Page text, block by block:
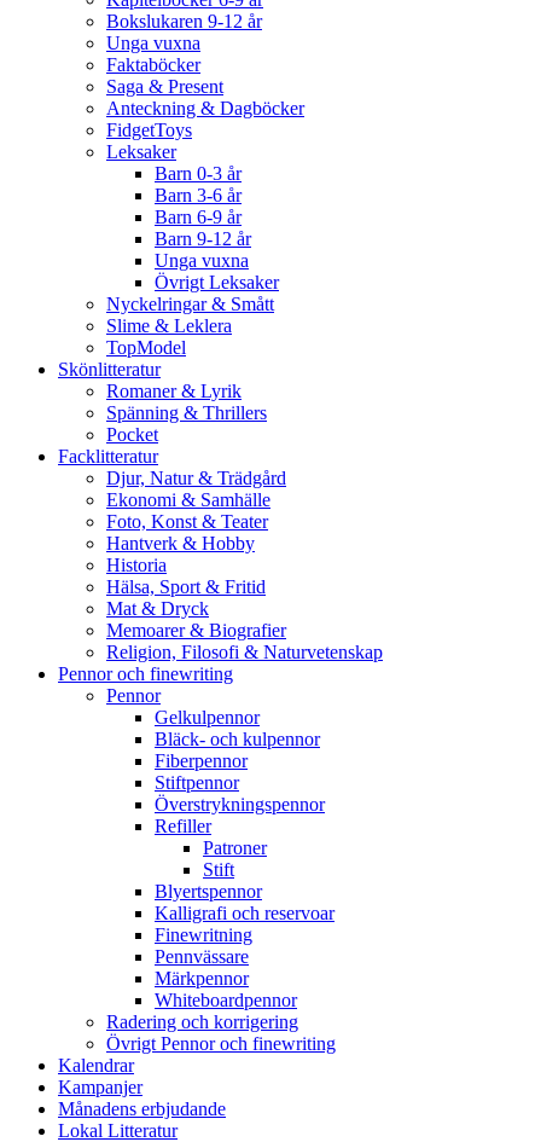
Bokslukaren 9-12 år
Unga vuxna
Faktaböcker
Saga & Present
Anteckning & Dagböcker
FidgetToys
Leksaker
Barn 0-3 år
Barn 3-6 år
Barn 6-9 år
Barn 9-12 år
Unga vuxna
Övrigt Leksaker
Nyckelringar & Smått
Slime & Leklera
TopModel
Skönlitteratur
Romaner & Lyrik
Spänning & Thrillers
Pocket
Facklitteratur
Djur, Natur & Trädgård
Ekonomi & Samhälle
Foto, Konst & Teater
Hantverk & Hobby
Historia
Hälsa, Sport & Fritid
Mat & Dryck
Memoarer & Biografier
Religion, Filosofi & Naturvetenskap
Pennor och finewriting
Pennor
Gelkulpennor
Bläck- och kulpennor
Fiberpennor
Stiftpennor
Överstrykningspennor
Refiller
Patroner
Stift
Blyertspennor
Kalligrafi och reservoar
Finewritning
Pennvässare
Märkpennor
Whiteboardpennor
Radering och korrigering
Övrigt Pennor och finewriting
Kalendrar
Kampanjer
Månadens erbjudande
Lokal Litteratur